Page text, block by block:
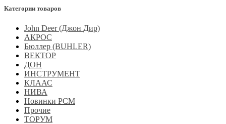
Категории товаров
John Deer (Джон Дир)
АКРОС
Бюллер (BUHLER)
ВЕКТОР
ДОН
ИНСТРУМЕНТ
КЛААС
НИВА
Новинки РСМ
Прочие
ТОРУМ